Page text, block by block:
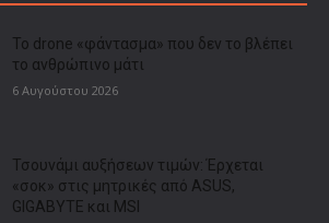
Το drone «φάντασμα» που δεν το βλέπει
το ανθρώπινο μάτι
6 Αυγούστου 2026
Τσουνάμι αυξήσεων τιμών: Έρχεται
«σοκ» στις μητρικές από ASUS,
GIGABYTE και MSI